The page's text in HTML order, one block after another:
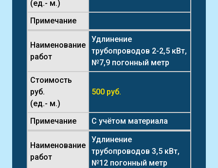
(ед.- м.)
Примечание
Наименование
работ
Удлинение
трубопроводов 2-2,5 кВт,
№7,9 погонный метр
Стоимость
руб.
(ед.- м.)
500 руб.
Примечание С учётом материала
Наименование
работ
Удлинение
трубопроводов 3,5 кВт,
№12 погонный метр